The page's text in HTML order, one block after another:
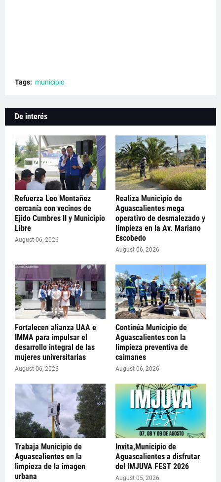
Tags: municipio
De interés
Refuerza Leo Montañez
cercanía con vecinos de
Ejido Cumbres II y Municipio
Libre
August 06, 2026
Realiza Municipio de
Aguascalientes mega
operativo de desmalezado y
limpieza en la Av. Mariano
Escobedo
August 06, 2026
Fortalecen alianza UAA e
IMMA para impulsar el
desarrollo integral de las
mujeres universitarias
August 06, 2026
Continúa Municipio de
Aguascalientes con la
limpieza preventiva de
caimanes
August 06, 2026
Trabaja Municipio de
Aguascalientes en la
limpieza de la imagen
urbana
Invita,Municipio de
Aguascalientes a disfrutar
del IMJUVA FEST 2026
August 05, 2026